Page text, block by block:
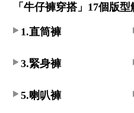
「牛仔褲穿搭」17個版
1.直筒褲
3.緊身褲
5.喇叭褲